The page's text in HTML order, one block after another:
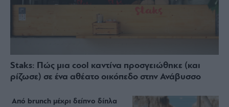
Staks: Πώς μια cool καντίνα προσγειώθηκε (και
ρίζωσε) σε ένα αθέατο οικόπεδο στην Ανάβυσσο
Από brunch μέχρι δείπνο δίπλα